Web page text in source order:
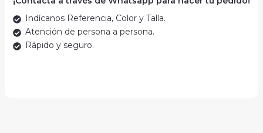
Indícanos Referencia, Color y Talla.
Atención de persona a persona.
Rápido y seguro.